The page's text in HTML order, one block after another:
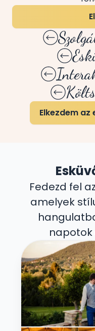
Elkezdem
Fedezd fel
amelyek
napotok